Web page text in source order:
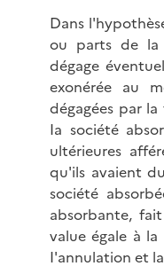
Dans
ou parts de la
dégage
exonérée au
dégagées par
Ia société
ultérieures
qu'ils avaient
société
absorbante,
value égale à
I'annulation et